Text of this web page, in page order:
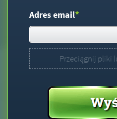
Adres email*
Przeciągnij pliki